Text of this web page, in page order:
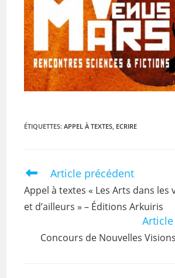
ÉTIQUETTES:APPEL À TEXTES ECRIRE
Article précédent
Appel à textes « Les Arts dans
et d’ailleurs » – Éditions Arkuiris
Concours de Nouvelles